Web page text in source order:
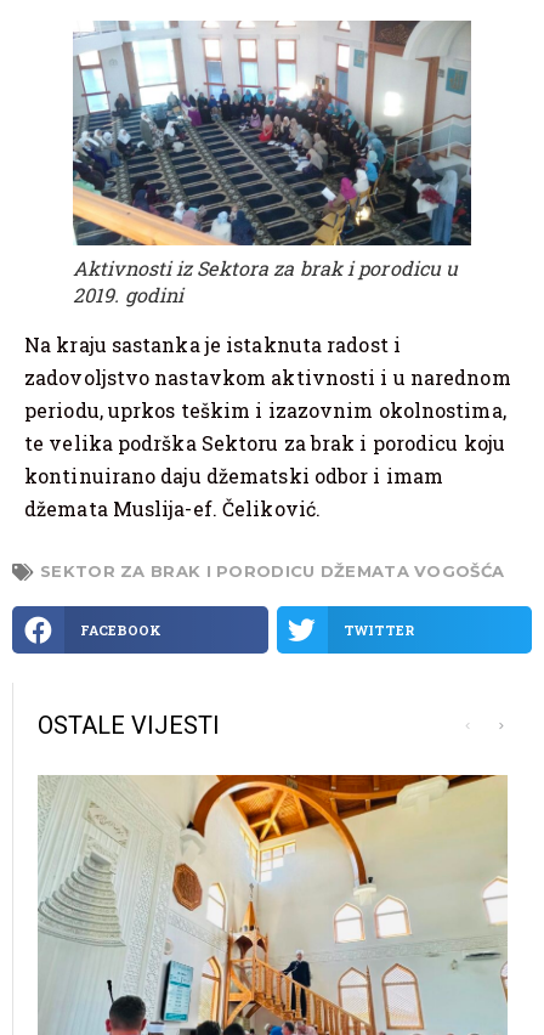
Aktivnosti iz Sektora za brak i porodicu u
2019. godini
Na kraju sastanka je istaknuta radost i
zadovoljstvo nastavkom aktivnosti i u narednom
periodu, uprkos teškim i izazovnim okolnostima,
te velika podrška Sektoru za brak i porodicu koju
kontinuirano daju džematski odbor i imam
džemata Muslija-ef. Čeliković.
SEKTOR ZA BRAK I PORODICU DŽEMATA VOGOŠĆA
FACEBOOK TWITTER
OSTALE VIJESTI